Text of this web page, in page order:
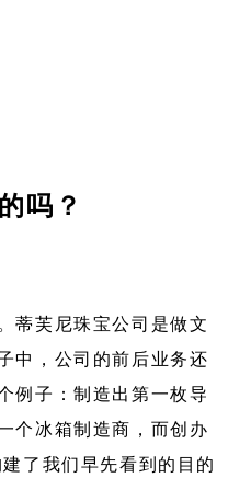
吗？
蒂芙尼珠宝公司是做文
中，公司的前后业务还
例子：制造出第一枚导
个冰箱制造商，而创办
了我们早先看到的目的